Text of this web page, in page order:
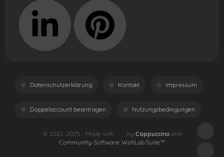
Datenschutzerklärung Kontakt Impressum
Doppelaccount beantragen Nutzungsbedingungen
© 2022-2025 - Made with by Cappuccinoand
Community-Software: WoltLab Suite™